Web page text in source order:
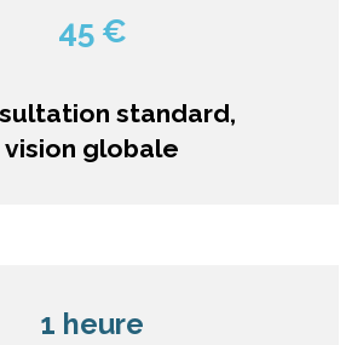
45 €
standard,
vision globale
1 heure